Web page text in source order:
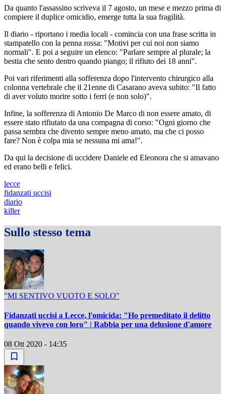
Da quanto l'assassino scriveva il 7 agosto, un mese e mezzo prima di
compiere il duplice omicidio, emerge tutta la sua fragilità.
Il diario - riportano i media locali - comincia con una frase scritta in
stampatello con la penna rossa: "Motivi per cui noi non siamo
normali". E poi a seguire un elenco: "Parlare sempre al plurale; la
bestia che sento dentro quando piango; il rifiuto dei 18 anni".
Poi vari riferimenti alla sofferenza dopo l'intervento chirurgico alla
colonna vertebrale che il 21enne di Casarano aveva subito: "Il fatto
di aver voluto morire sotto i ferri (e non solo)".
Infine, la sofferenza di Antonio De Marco di non essere amato, di
essere stato rifiutato da una compagna di corso: "Ogni giorno che
passa sembra che divento sempre meno amato, ma che ci posso
fare? Non è colpa mia se nessuna mi ama!".
Da qui la decisione di uccidere Daniele ed Eleonora che si amavano
ed erano belli e felici.
lecce
fidanzati uccisi
diario
killer
Sullo stesso tema
"MI SENTIVO VUOTO E SOLO"
Fidanzati uccisi a Lecce, l'omicida: "Ho premeditato il delitto
quando vivevo con loro" | Rabbia per una delusione d'amore
08 Ott 2020 - 14:35